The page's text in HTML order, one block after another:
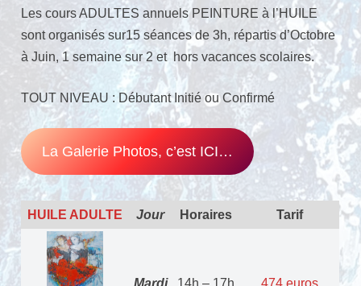
Les cours ADULTES annuels PEINTURE à l’HUILE
sont organisés sur15 séances de 3h, répartis d’Octobre
à Juin, 1 semaine sur 2 et hors vacances scolaires.
TOUT NIVEAU : Débutant Initié ou Confirmé
La Galerie Photos, c’est ICI…
HUILE ADULTE Jour Horaires Tarif